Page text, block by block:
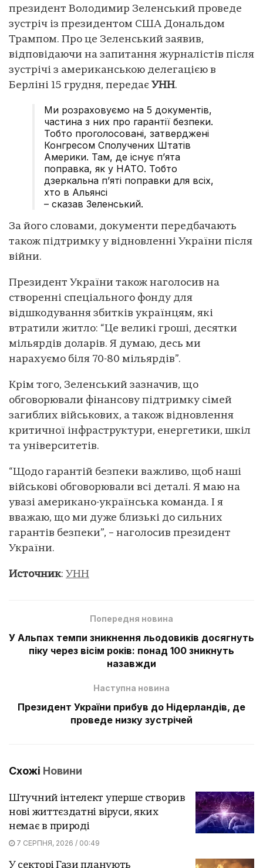
президент Володимир Зеленський проведе
зустріч із президентом США Дональдом
Трампом. Про це Зеленський заявив,
відповідаючи на запитання журналістів після
зустрічі з американською делегацією в
Берліні 15 грудня, передає УНН.
Ми розраховуємо на 5 документів,
частина з них про гарантії безпеки.
Тобто проголосовані, затверджені
Конгресом Сполучених Штатів
Америки. Там, де існує п’ята
поправка, як у НАТО. Тобто
дзеркальна п’яті поправки для всіх,
хто в Альянсі
– сказав Зеленський.
За його словами, документи передбачають
також підтримку у відновленні України після
війни.
Президент України також наголосив на
створенні спеціального фонду для
відшкодування збитків українцям, які
втратили житло: “Це великі гроші, десятки
мільярдів доларів. Я думаю, десь ми
нарахуємо біля 70-80 мільярдів”.
Крім того, Зеленський зазначив, що
обговорювали фінансову підтримку сімей
загиблих військових, а також відновлення
критичної інфраструктури, енергетики, шкіл
та університетів.
“Щодо гарантій безпеки важливо, щоб наші
військові обговорювали всі деталі. Я маю на
увазі американо-українська команда. І я
вважаю, що ми дуже близькі до сильних
гарантів безпеки”, – наголосив президент
України.
Источник: УНН
Попередня новина
У Альпах темпи зникнення льодовиків досягнуть
піку через вісім років: понад 100 зникнуть
назавжди
Наступна новина
Президент України прибув до Нідерландів, де
проведе низку зустрічей
Схожі Новини
Штучний інтелект уперше створив
нові життєздатні віруси, яких
немає в природі
7 СЕРПНЯ, 2026 / 00:49
У секторі Гази планують